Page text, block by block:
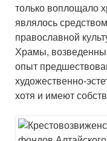
только воплощало
являлось
православной
Храмы,
опыт
художественно-
хотя и имеют